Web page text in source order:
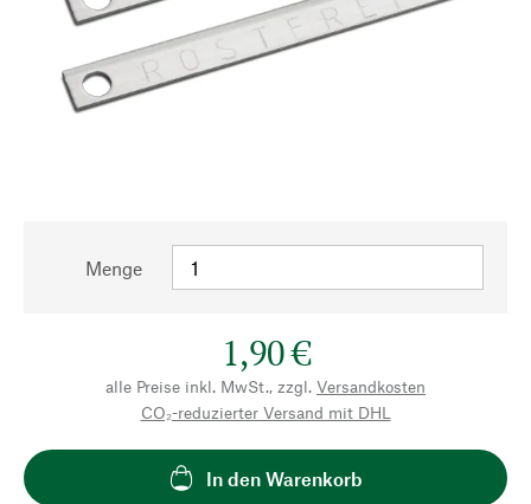
Menge
1,90 €
alle Preise inkl. MwSt., zzgl. Versandkosten
CO₂-reduzierter Versand mit DHL
In den Warenkorb